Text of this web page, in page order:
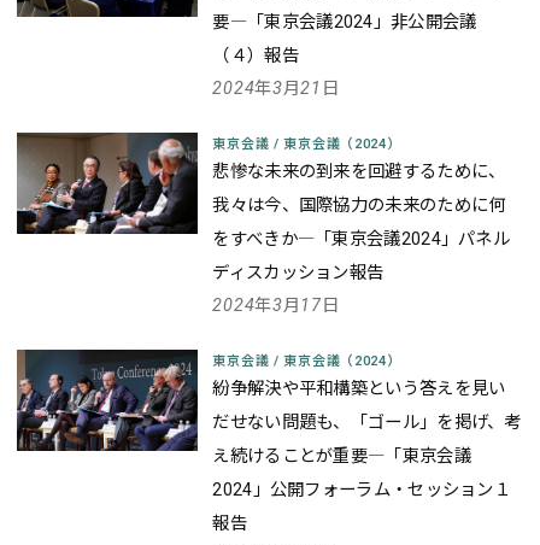
要―「東京会議2024」非公開会議
（４）報告
2024年3月21日
東京会議 / 東京会議（2024）
悲惨な未来の到来を回避するために、
我々は今、国際協力の未来のために何
をすべきか―「東京会議2024」パネル
ディスカッション報告
2024年3月17日
東京会議 / 東京会議（2024）
紛争解決や平和構築という答えを見い
だせない問題も、「ゴール」を掲げ、考
え続けることが重要―「東京会議
2024」公開フォーラム・セッション１
報告